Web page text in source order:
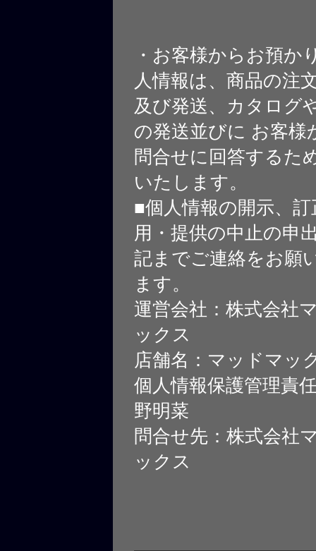
・お客様からお預か
人情報は、商品の注
及び発送、カタログ
の発送並びに お客様
問合せに回答するた
いたします。
■個人情報の開示、
用・提供の中止の申
記までご連絡をお願
ます。
運営会社：株式会社
ックス
店舗名：マッドマッ
個人情報保護管理責
野明菜
問合せ先：株式会社
ックス